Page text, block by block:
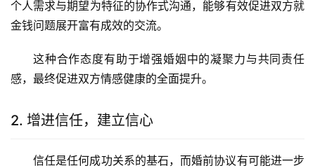
个人需求与期望为特征的协作式沟通，能够有效促进双方就
金钱问题展开富有成效的交流。
这种合作态度有助于增强婚姻中的凝聚力与共同责任
感，最终促进双方情感健康的全面提升。
2. 增进信任，建立信心
信任是任何成功关系的基石，而婚前协议有可能进一步